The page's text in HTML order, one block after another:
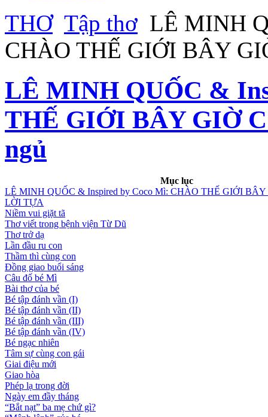
THƠ Tập thơ LÊ MINH
CHÀO THẾ GIỚI BÂY
LÊ MINH QUỐC &
THẾ GIỚI BÂY GIỜ
ngủ
Mục lục
LÊ MINH QUỐC & Inspired by Coco Mì: CHÀO THẾ GIỚI
LỜI TỰA
Niềm vui giặt tã
Thơ viết trong bệnh viện Từ Dũ
Thơ trở dạ
Lần đầu ru con
Thầm thì cùng con
Đồng giao buổi sáng
Câu đố bé Mì
Bài thơ của bé
Bé tập đánh vần (I)
Bé tập đánh vần (II)
Bé tập đánh vần (III)
Bé tập đánh vần (IV)
Bé ngạc nhiên
Tâm sự cùng con gái
Giai điệu mới
Giao hòa
Phép lạ trong đời
Ngày em đầy tháng
“Bắt nạt” ba mẹ chứ gì?